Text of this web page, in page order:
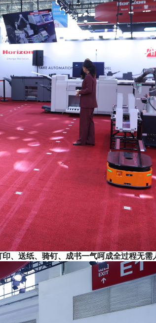
、送纸、骑钉、成书一气呵成全过程无